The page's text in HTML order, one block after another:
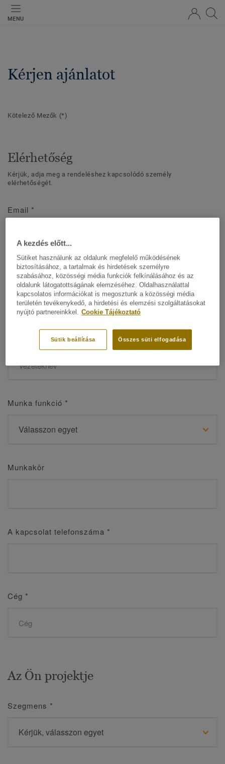
MENU
Kérjen ajánlatot
Kötelező Mezők (*)
Elérhetőség
Kérjük, adja meg a rendeléshez kapcsolódó személy
elérhetőségét.
Email *
Név*
Vezetéknév*
Munka funkció *
Munkakör
A kapcsolat telefonszáma *
Cég *
Az Ön projektje
Szegmens *
A kezdés előtt...
Sütiket használunk az oldalunk megfelelő működésének
biztosításához, a tartalmak és hirdetések személyre
szabásához, közösségi média funkciók felkínálásához és az
oldalunk látogatottságának elemzéséhez. Oldalhasználattal
kapcsolatos információkat is megosztunk a közösségi média
területén tevékenykedő, a hirdetési és elemzési szolgáltatásokat
nyújtó partnereinkkel. Cookie Tájékoztató
Összes süti elfogadása
Sütik beállítása